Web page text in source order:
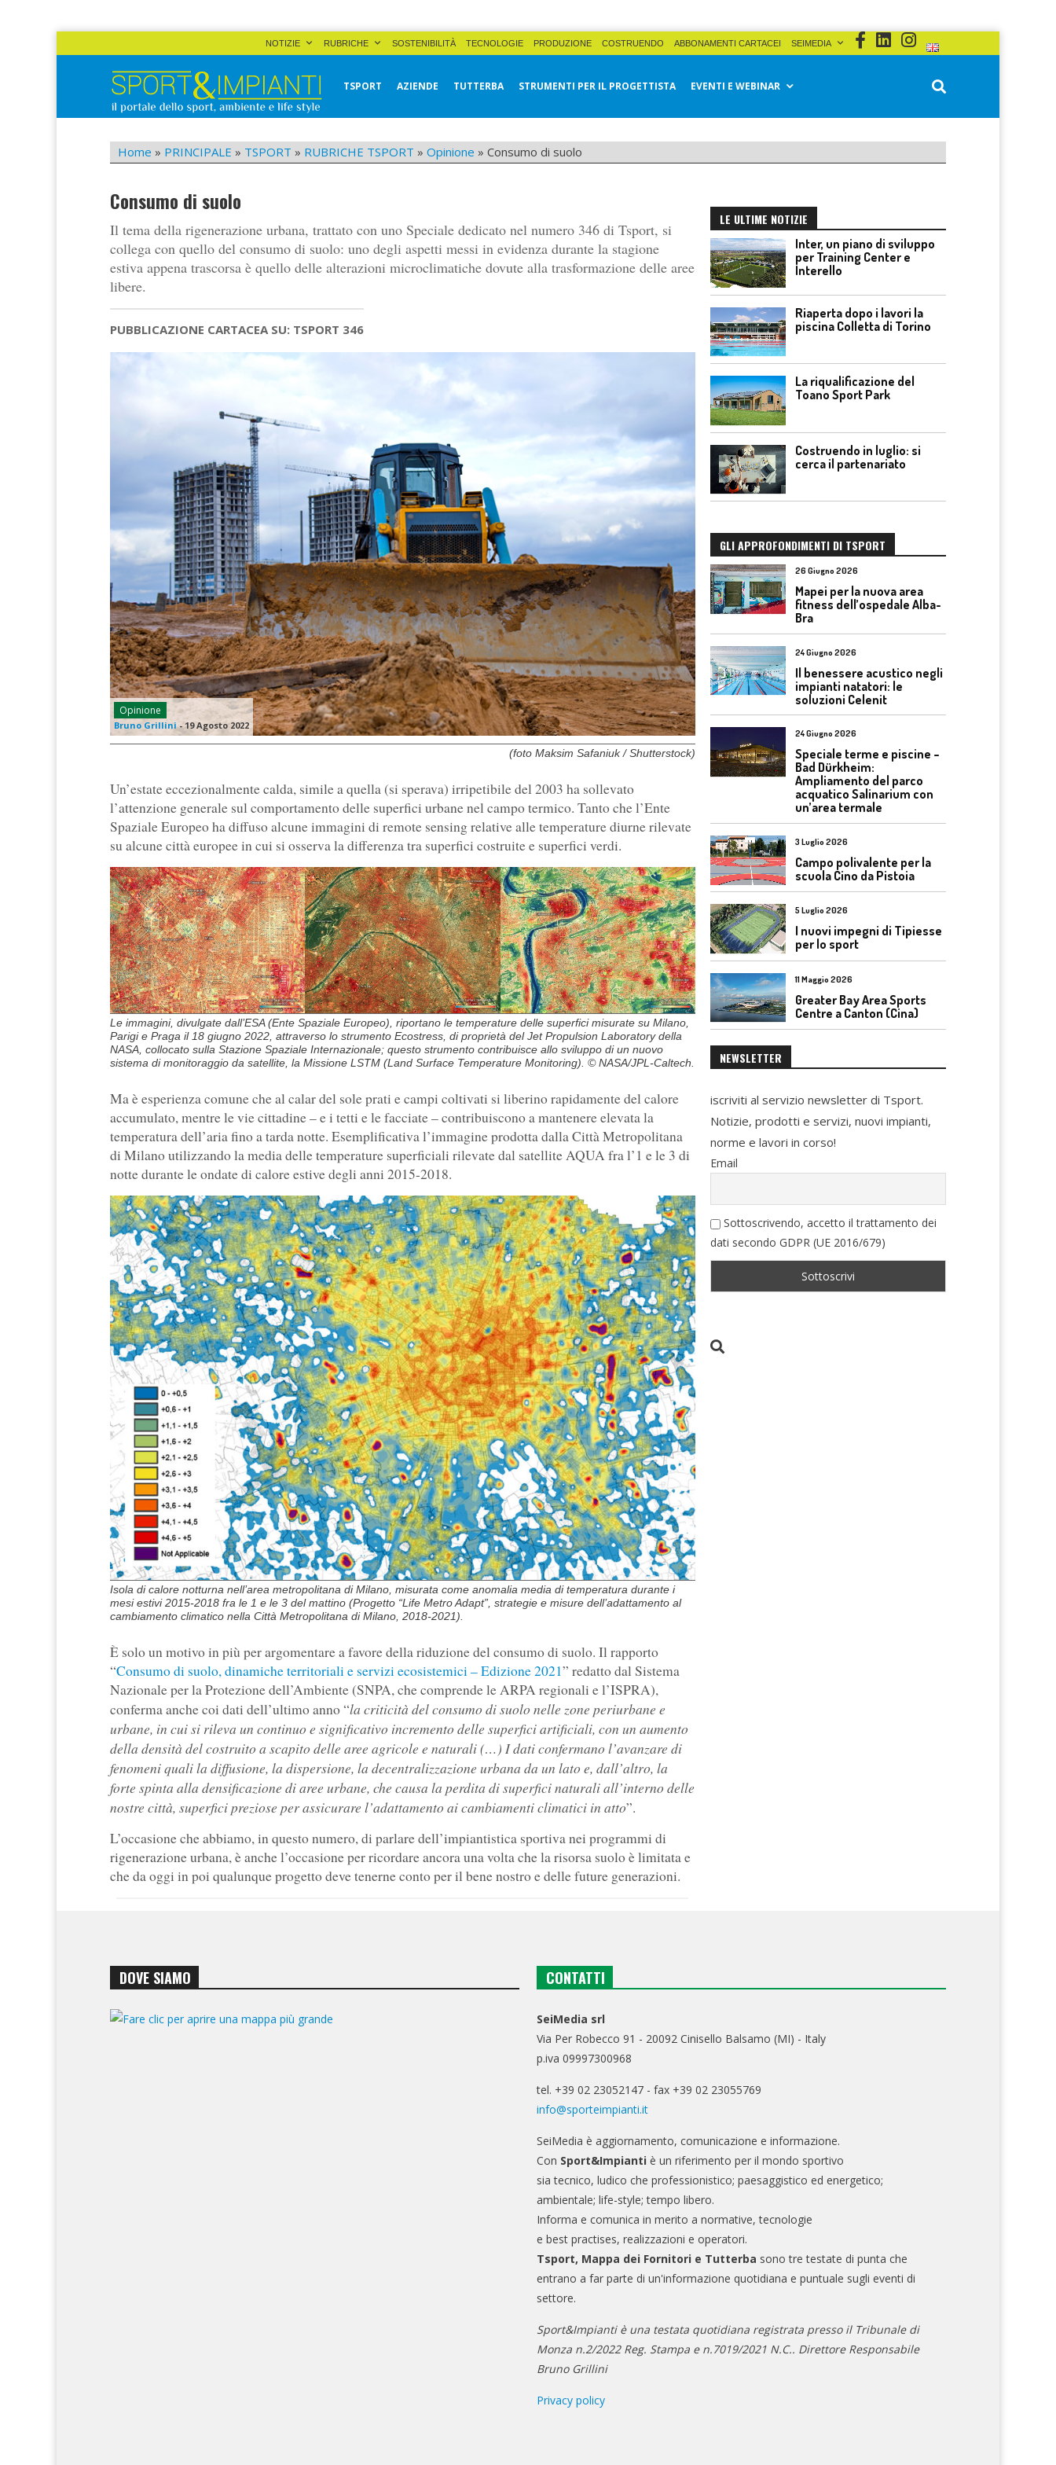
NOTIZIE RUBRICHE SOSTENIBILITÀ TECNOLOGIE PRODUZIONE COSTRUENDO ABBONAMENTI CARTACEI SEIMEDIA
Sport&Impianti
TSPORT AZIENDE TUTTERBA STRUMENTI PER IL PROGETTISTA EVENTI E WEBINAR
Home » PRINCIPALE » TSPORT » RUBRICHE TSPORT » Opinione » Consumo di suolo
Consumo di suolo
Il tema della rigenerazione urbana, trattato con uno Speciale dedicato nel numero 346 di Tsport, si
collega con quello del consumo di suolo: uno degli aspetti messi in evidenza durante la stagione
estiva appena trascorsa è quello delle alterazioni microclimatiche dovute alla trasformazione delle aree
libere.
PUBBLICAZIONE CARTACEA SU: TSPORT 346
Opinione
Bruno Grillini- 19 Agosto 2022
(foto Maksim Safaniuk / Shutterstock)
Un’estate eccezionalmente calda, simile a quella (si sperava) irripetibile del 2003 ha sollevato
l’attenzione generale sul comportamento delle superfici urbane nel campo termico. Tanto che l’Ente
Spaziale Europeo ha diffuso alcune immagini di remote sensing relative alle temperature diurne rilevate
su alcune città europee in cui si osserva la differenza tra superfici costruite e superfici verdi.
Le immagini, divulgate dall’ESA (Ente Spaziale Europeo), riportano le temperature delle superfici misurate su Milano,
Parigi e Praga il 18 giugno 2022, attraverso lo strumento Ecostress, di proprietà del Jet Propulsion Laboratory della
NASA, collocato sulla Stazione Spaziale Internazionale; questo strumento contribuisce allo sviluppo di un nuovo
sistema di monitoraggio da satellite, la Missione LSTM (Land Surface Temperature Monitoring). © NASA/JPL-Caltech.
Ma è esperienza comune che al calar del sole prati e campi coltivati si liberino rapidamente del calore
accumulato, mentre le vie cittadine – e i tetti e le facciate – contribuiscono a mantenere elevata la
temperatura dell’aria fino a tarda notte. Esemplificativa l’immagine prodotta dalla Città Metropolitana
di Milano utilizzando la media delle temperature superficiali rilevate dal satellite AQUA fra l’1 e le 3 di
notte durante le ondate di calore estive degli anni 2015-2018.
Isola di calore notturna nell’area metropolitana di Milano, misurata come anomalia media di temperatura durante i
mesi estivi 2015-2018 fra le 1 e le 3 del mattino (Progetto “Life Metro Adapt”, strategie e misure dell’adattamento al
cambiamento climatico nella Città Metropolitana di Milano, 2018-2021).
È solo un motivo in più per argomentare a favore della riduzione del consumo di suolo. Il rapporto
“Consumo di suolo, dinamiche territoriali e servizi ecosistemici – Edizione 2021” redatto dal Sistema
Nazionale per la Protezione dell’Ambiente (SNPA, che comprende le ARPA regionali e l’ISPRA),
conferma anche coi dati dell’ultimo anno “la criticità del consumo di suolo nelle zone periurbane e
urbane, in cui si rileva un continuo e significativo incremento delle superfici artificiali, con un aumento
della densità del costruito a scapito delle aree agricole e naturali (…) I dati confermano l’avanzare di
fenomeni quali la diffusione, la dispersione, la decentralizzazione urbana da un lato e, dall’altro, la
forte spinta alla densificazione di aree urbane, che causa la perdita di superfici naturali all’interno delle
nostre città, superfici preziose per assicurare l’adattamento ai cambiamenti climatici in atto”.
L’occasione che abbiamo, in questo numero, di parlare dell’impiantistica sportiva nei programmi di
rigenerazione urbana, è anche l’occasione per ricordare ancora una volta che la risorsa suolo è limitata e
che da oggi in poi qualunque progetto deve tenerne conto per il bene nostro e delle future generazioni.
LE ULTIME NOTIZIE
Inter, un piano di sviluppo
per Training Center e
Interello
Riaperta dopo i lavori la
piscina Colletta di Torino
La riqualificazione del
Toano Sport Park
Costruendo in luglio: si
cerca il partenariato
GLI APPROFONDIMENTI DI TSPORT
26 Giugno 2026
Mapei per la nuova area
fitness dell’ospedale Alba-
Bra
24 Giugno 2026
Il benessere acustico negli
impianti natatori: le
soluzioni Celenit
24 Giugno 2026
Speciale terme e piscine –
Bad Dürkheim:
Ampliamento del parco
acquatico Salinarium con
un’area termale
3 Luglio 2026
Campo polivalente per la
scuola Cino da Pistoia
5 Luglio 2026
I nuovi impegni di Tipiesse
per lo sport
11 Maggio 2026
Greater Bay Area Sports
Centre a Canton (Cina)
NEWSLETTER
iscriviti al servizio newsletter di Tsport.
Notizie, prodotti e servizi, nuovi impianti,
norme e lavori in corso!
Email
Sottoscrivendo, accetto il trattamento dei
dati secondo GDPR (UE 2016/679)
DOVE SIAMO CONTATTI
SeiMedia srl
Via Per Robecco 91 - 20092 Cinisello Balsamo (MI) - Italy
p.iva 09997300968
tel. +39 02 23052147 - fax +39 02 23055769
info@sporteimpianti.it
SeiMedia è aggiornamento, comunicazione e informazione.
Con Sport&Impianti è un riferimento per il mondo sportivo
sia tecnico, ludico che professionistico; paesaggistico ed energetico;
ambientale; life-style; tempo libero.
Informa e comunica in merito a normative, tecnologie
e best practises, realizzazioni e operatori.
Tsport, Mappa dei Fornitori e Tutterba sono tre testate di punta che
entrano a far parte di un'informazione quotidiana e puntuale sugli eventi di
settore.
Sport&Impianti è una testata quotidiana registrata presso il Tribunale di
Monza n.2/2022 Reg. Stampa e n.7019/2021 N.C.. Direttore Responsabile
Bruno Grillini
Privacy policy